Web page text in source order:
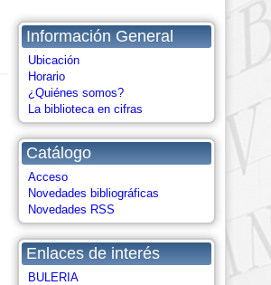
Información General
Ubicación
Horario
¿Quiénes somos?
La biblioteca en cifras
Catálogo
Acceso
Novedades bibliográficas
Novedades RSS
Enlaces de interés
BULERIA